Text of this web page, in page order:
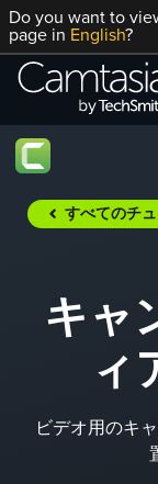
Skip
to
content
Do you want to
page in English?
すべてのチ
キャ
ィ
ビデオ用のキ